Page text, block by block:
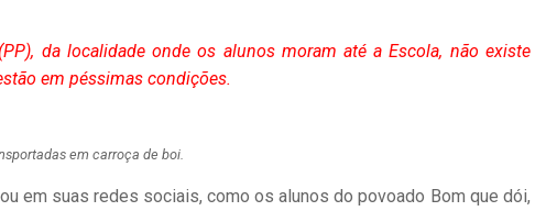
da localidade onde os alunos moram até a Escola, não existe
em péssimas condições.
em carroça de boi.
em suas redes sociais, como os alunos do povoado Bom que dói,